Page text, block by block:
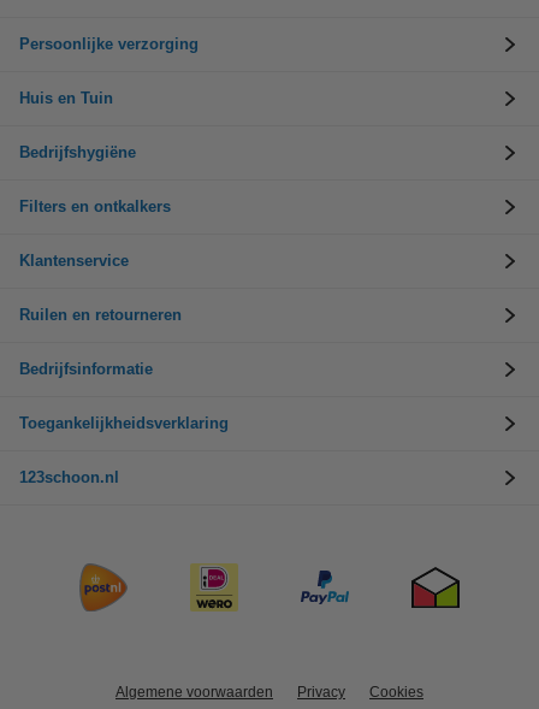
Persoonlijke verzorging
Huis en Tuin
Bedrijfshygiëne
Filters en ontkalkers
Klantenservice
Ruilen en retourneren
Bedrijfsinformatie
Toegankelijkheidsverklaring
123schoon.nl
Algemene voorwaarden Privacy Cookies